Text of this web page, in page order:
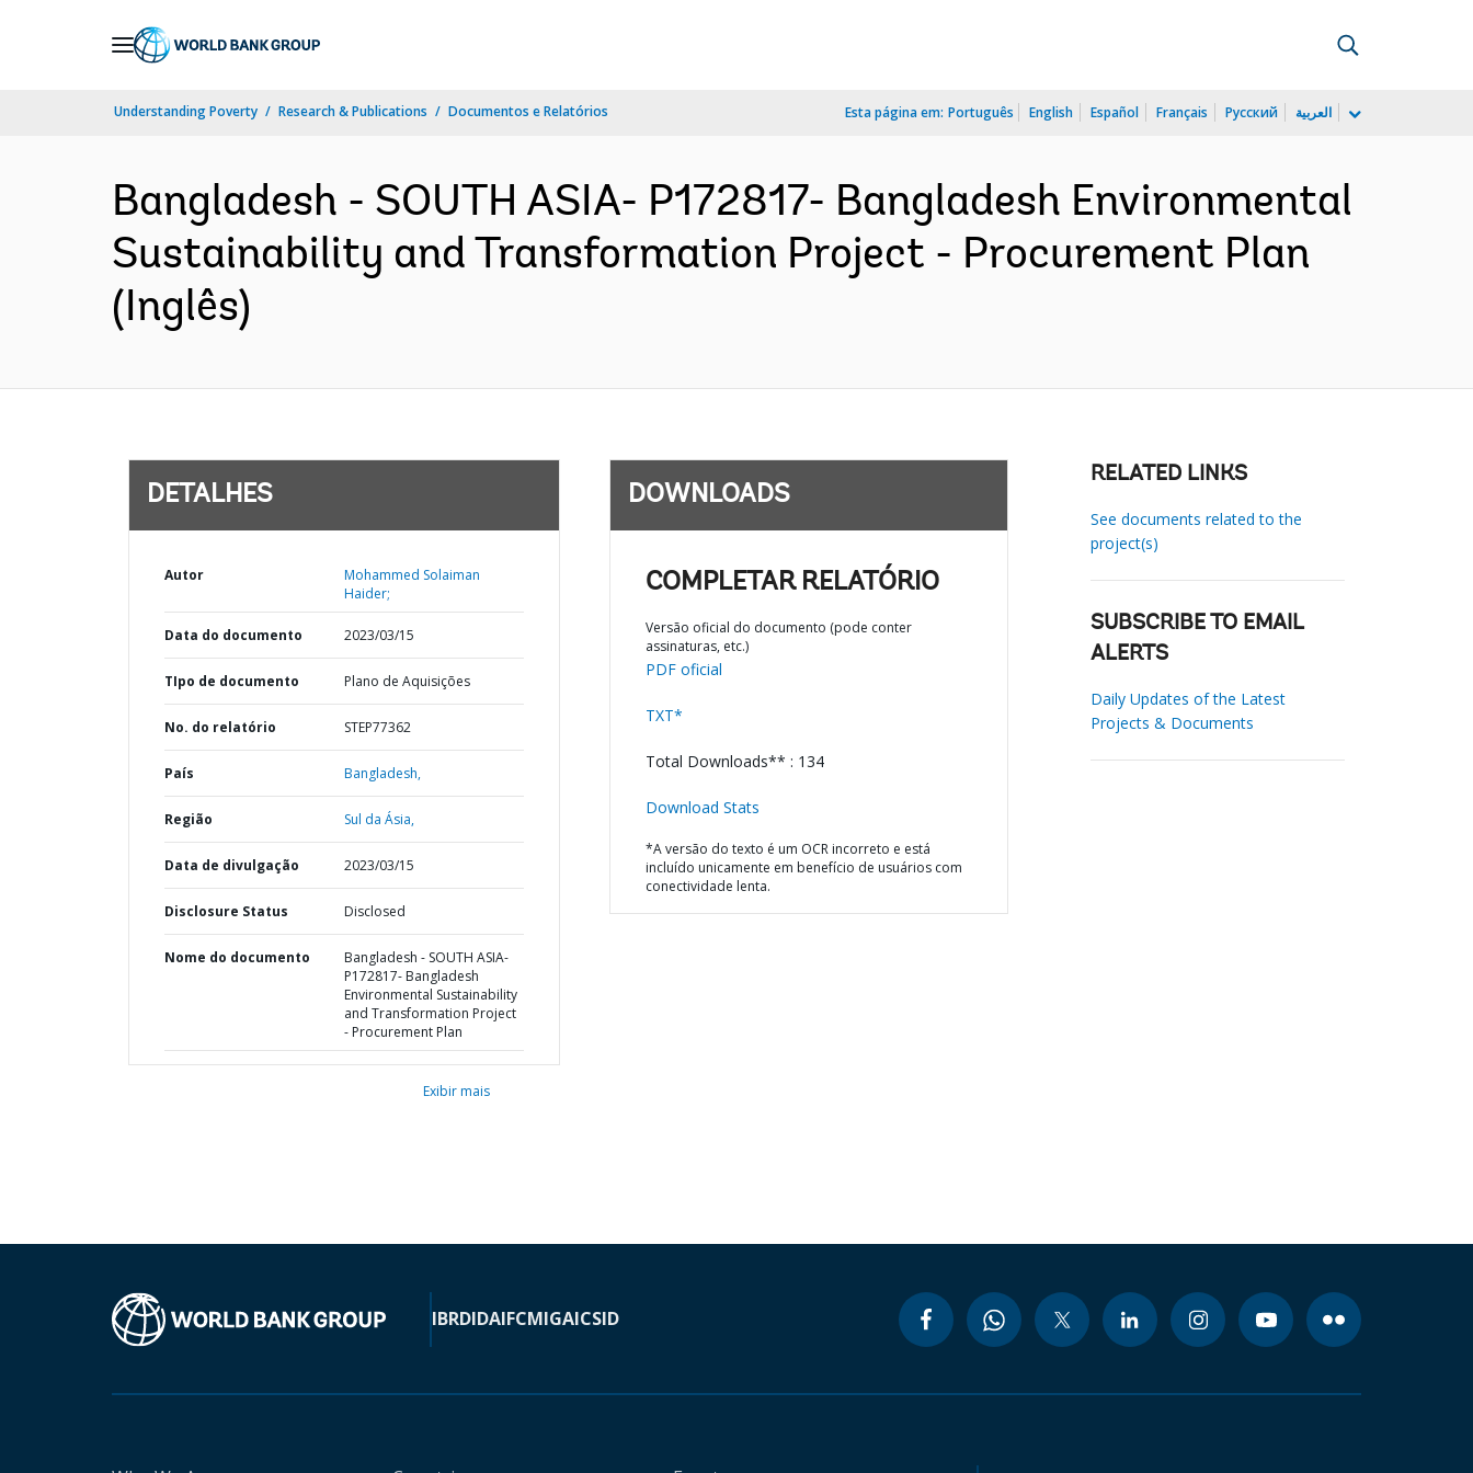
Understanding Poverty Research & Publications Documentos e Relatórios Esta página em: Português English Español Français Русский العربية
Bangladesh - SOUTH ASIA- P172817- Bangladesh Environmental
Sustainability and Transformation Project - Procurement Plan
(Inglês)
DETALHES
Autor
Mohammed Solaiman
Haider;
Data do documento 2023/03/15
TIpo de documento Plano de Aquisições
No. do relatório STEP77362
País Bangladesh,
Região Sul da Ásia,
Data de divulgação 2023/03/15
Disclosure Status Disclosed
Nome do documento
Bangladesh - SOUTH ASIA-
P172817- Bangladesh
Environmental Sustainability
and Transformation Project
- Procurement Plan
Exibir mais
DOWNLOADS
COMPLETAR RELATÓRIO
Versão oficial do documento (pode conter
assinaturas, etc.)
PDF oficial
TXT*
Total Downloads** : 134
Download Stats
*A versão do texto é um OCR incorreto e está
incluído unicamente em benefício de usuários com
conectividade lenta.
RELATED LINKS
See documents related to the
project(s)
SUBSCRIBE TO EMAIL
ALERTS
Daily Updates of the Latest
Projects & Documents
IBRDIDAIFCMIGAICSID